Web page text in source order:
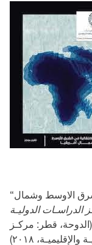
“العدالة الانتقالية في الشرق الاوسط وشمال
الدراسـات الدوليـة
رقم ١٦ (الدوحة، قطر: مركـز